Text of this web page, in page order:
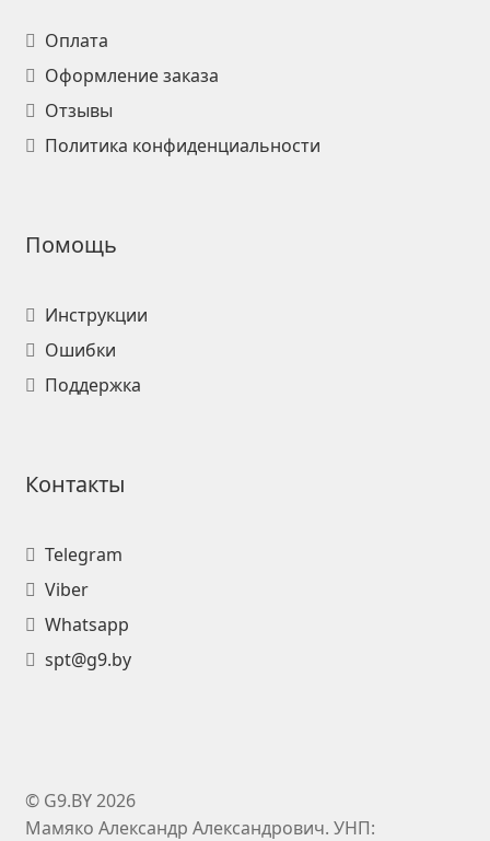
Оплата
Оформление заказа
Отзывы
Политика конфиденциальности
Помощь
Инструкции
Ошибки
Поддержка
Контакты
Telegram
Viber
Whatsapp
spt@g9.by
© G9.BY 2026
Мамяко Александр Александрович. УНП: